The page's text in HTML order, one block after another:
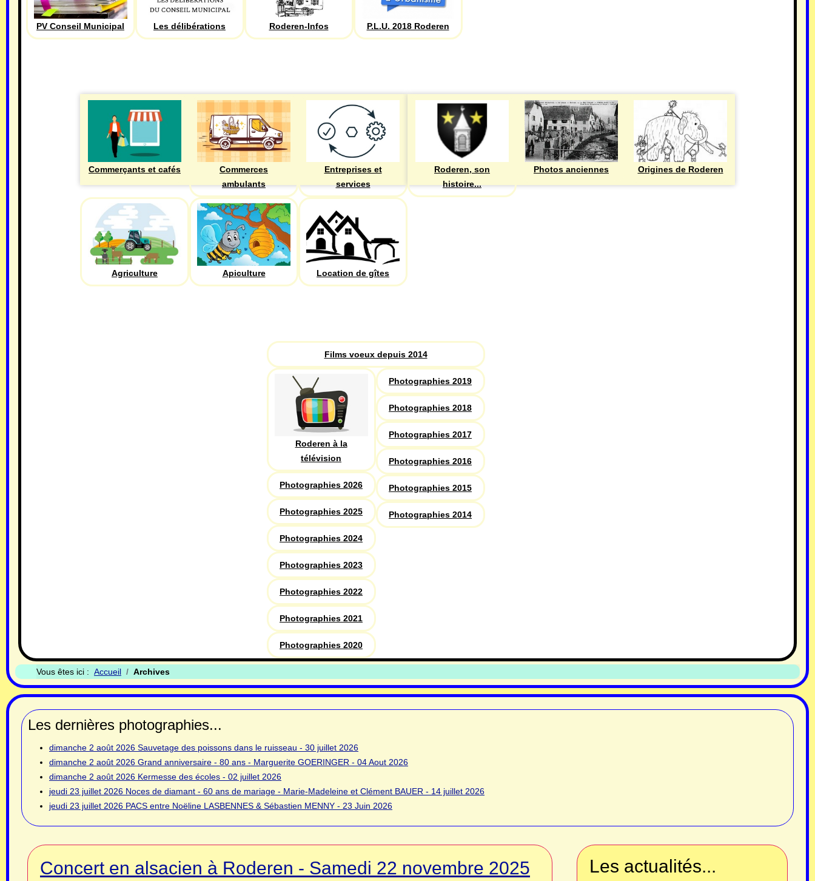
PV Conseil Municipal Les délibérations Roderen-Infos P.L.U. 2018 Roderen
Commerçants et cafés
Commerces
ambulants
Entreprises et
services
Agriculture Apiculture Location de gîtes
Roderen, son
histoire...
Photos anciennes Origines de Roderen
Films voeux depuis 2014
Roderen à la
télévision
Photographies 2026
Photographies 2025
Photographies 2024
Photographies 2023
Photographies 2022
Photographies 2021
Photographies 2020
Photographies 2019
Photographies 2018
Photographies 2017
Photographies 2016
Photographies 2015
Photographies 2014
Vous êtes ici : Accueil Archives
Les dernières photographies...
dimanche 2 août 2026 Sauvetage des poissons dans le ruisseau - 30 juillet 2026
dimanche 2 août 2026 Grand anniversaire - 80 ans - Marguerite GOERINGER - 04 Aout 2026
dimanche 2 août 2026 Kermesse des écoles - 02 juillet 2026
jeudi 23 juillet 2026 Noces de diamant - 60 ans de mariage - Marie-Madeleine et Clément BAUER - 14 juillet 2026
jeudi 23 juillet 2026 PACS entre Noëline LASBENNES & Sébastien MENNY - 23 Juin 2026
Concert en alsacien à Roderen - Samedi 22 novembre 2025 Les actualités...